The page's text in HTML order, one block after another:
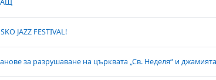
JAZZ FESTIVAL!
за разрушаване на църквата „Св. Неделя“ и